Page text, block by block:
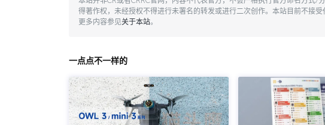
得著作权，未经授权不得进行未署名的转发或进行二次创作。本站目前不接
更多内容参见关于本站。
一点点不一样的